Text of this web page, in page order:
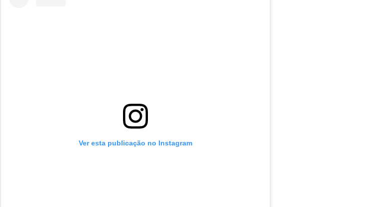
Ver esta publicação no Instagram